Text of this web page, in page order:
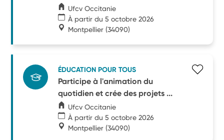
Ufcv Occitanie
À partir du 5 octobre 2026
Montpellier (34090)
ÉDUCATION POUR TOUS
Participe à l'animation du
quotidien et crée des projets ...
Ufcv Occitanie
À partir du 5 octobre 2026
Montpellier (34090)